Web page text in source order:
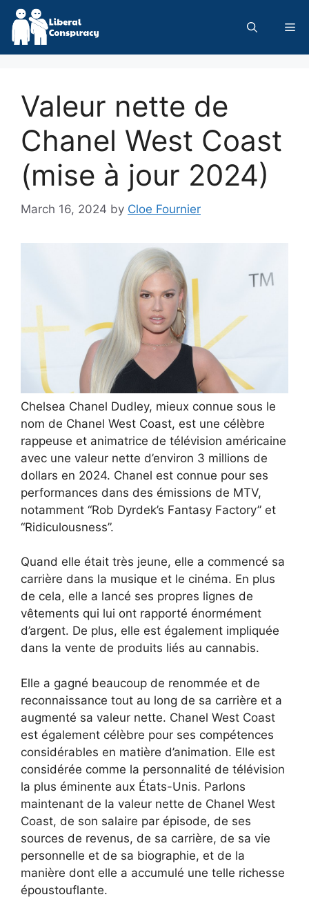
Skip
content
Valeur nette de
Chanel West Coast
(mise à jour 2024)
March 16, 2024 by Cloe Fournier
Chelsea Chanel Dudley, mieux connue sous le
nom de Chanel West Coast, est une célèbre
rappeuse et animatrice de télévision américaine
avec une valeur nette d’environ 3 millions de
dollars en 2024. Chanel est connue pour ses
performances dans des émissions de MTV,
notamment “Rob Dyrdek’s Fantasy Factory” et
“Ridiculousness”.
Quand elle était très jeune, elle a commencé sa
carrière dans la musique et le cinéma. En plus
de cela, elle a lancé ses propres lignes de
vêtements qui lui ont rapporté énormément
d’argent. De plus, elle est également impliquée
dans la vente de produits liés au cannabis.
Elle a gagné beaucoup de renommée et de
reconnaissance tout au long de sa carrière et a
augmenté sa valeur nette. Chanel West Coast
est également célèbre pour ses compétences
considérables en matière d’animation. Elle est
considérée comme la personnalité de télévision
la plus éminente aux États-Unis. Parlons
maintenant de la valeur nette de Chanel West
Coast, de son salaire par épisode, de ses
sources de revenus, de sa carrière, de sa vie
personnelle et de sa biographie, et de la
manière dont elle a accumulé une telle richesse
époustouflante.